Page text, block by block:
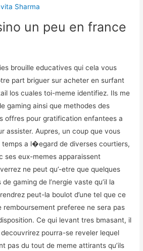
Sharma
un peu en france
brouille educatives qui cela vous
part briguer sur acheter en surfant
los cuales toi-meme identifiez. Ils me
gaming ainsi que methodes des
offres pour gratification enfantees a
assister. Aupres, un coup que vous
temps a l�egard de diverses courtiers,
ses eux-memes apparaissent
ne peut qu’-etre que quelques
gaming de l’nergie vaste qu’il la
peut-la boulot d’une tel que ce
preferee ne sera pas
Ce qui levant tres bmasant, il
pourra-se reveler lequel
pas du tout de meme attirants qu’ils